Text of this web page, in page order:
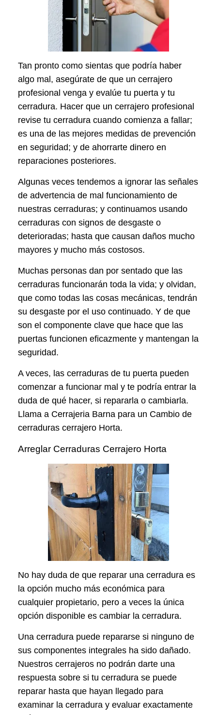
Tan pronto como sientas que podría haber
algo mal, asegúrate de que un cerrajero
profesional venga y evalúe tu puerta y tu
cerradura. Hacer que un cerrajero profesional
revise tu cerradura cuando comienza a fallar;
es una de las mejores medidas de prevención
en seguridad; y de ahorrarte dinero en
reparaciones posteriores.
Algunas veces tendemos a ignorar las señales
de advertencia de mal funcionamiento de
nuestras cerraduras; y continuamos usando
cerraduras con signos de desgaste o
deterioradas; hasta que causan daños mucho
mayores y mucho más costosos.
Muchas personas dan por sentado que las
cerraduras funcionarán toda la vida; y olvidan,
que como todas las cosas mecánicas, tendrán
su desgaste por el uso continuado. Y de que
son el componente clave que hace que las
puertas funcionen eficazmente y mantengan la
seguridad.
A veces, las cerraduras de tu puerta pueden
comenzar a funcionar mal y te podría entrar la
duda de qué hacer, si repararla o cambiarla.
Llama a Cerrajeria Barna para un Cambio de
cerraduras cerrajero Horta.
Arreglar Cerraduras Cerrajero Horta
No hay duda de que reparar una cerradura es
la opción mucho más económica para
cualquier propietario, pero a veces la única
opción disponible es cambiar la cerradura.
Una cerradura puede repararse si ninguno de
sus componentes integrales ha sido dañado.
Nuestros cerrajeros no podrán darte una
respuesta sobre si tu cerradura se puede
reparar hasta que hayan llegado para
examinar la cerradura y evaluar exactamente